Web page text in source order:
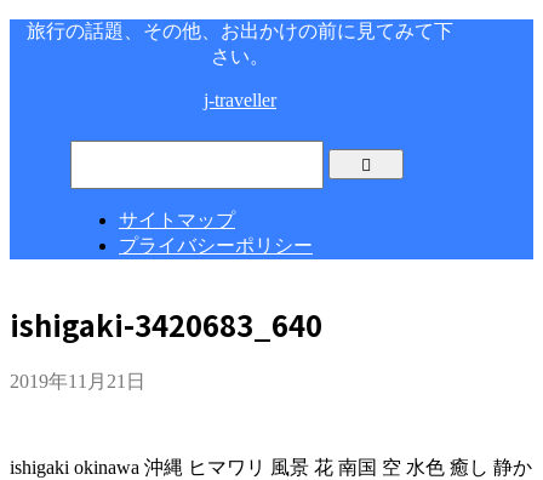
旅行の話題、その他、お出かけの前に見てみて下
さい。
j-traveller
サイトマップ
プライバシーポリシー
ishigaki-3420683_640
2019年11月21日
ishigaki okinawa 沖縄 ヒマワリ 風景 花 南国 空 水色 癒し 静か